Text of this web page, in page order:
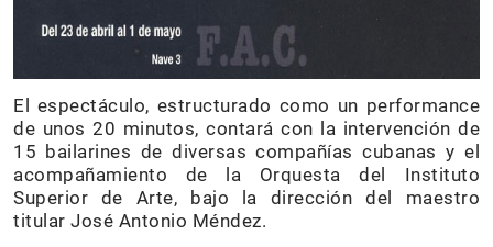
El espectáculo, estructurado como un performance
de unos 20 minutos, contará con la intervención de
15 bailarines de diversas compañías cubanas y el
acompañamiento de la Orquesta del Instituto
Superior de Arte, bajo la dirección del maestro
titular José Antonio Méndez.